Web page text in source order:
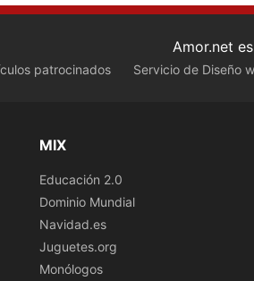
Amor.net
patrocinados Servicio de Diseño
MIX
Educación 2.0
Dominio Mundial
Navidad.es
Juguetes.org
Monólogos